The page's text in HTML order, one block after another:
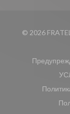
© 2026